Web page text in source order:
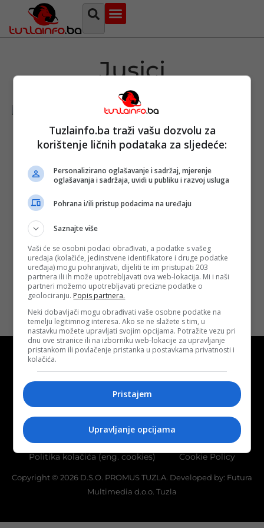
Jusici
/VIDEO/ Sudi
zločine: Vlado
Ristanović
došao u Jusiće
kod Zvornika,
mještani ga
opkolili
Objavljeno:
2022.
Opširnije
O nama
Uslovi korištenja Terms of use
Politika kolačića (eng. cookies) Cookie Policy
Copyright © 2026 D.S.O. PROMUS TUZLA. Developed by: Futura
Multimedia d.o.o. Tuzla
Tuzlainfo.ba traži vašu dozvolu za
korištenje ličnih podataka za sljedeće:
Personalizirano oglašavanje i sadržaj, mjerenje
oglašavanja i sadržaja, uvidi u publiku i razvoj usluga
Pohrana i/ili pristup podacima na uređaju
Saznajte više
Vaši će se osobni podaci obrađivati, a podatke s vašeg
uređaja (kolačiće, jedinstvene identifikatore i druge podatke
uređaja) mogu pohranjivati, dijeliti te im pristupati 203
partnera ili ih može upotrebljavati ova web-lokacija. Mi i naši
partneri možemo upotrebljavati precizne podatke o
geolociranju. Popis partnera.
Neki dobavljači mogu obrađivati vaše osobne podatke na
temelju legitimnog interesa. Ako se ne slažete s tim, u
nastavku možete upravljati svojim opcijama. Potražite vezu pri
dnu ove stranice ili na izborniku web-lokacije za upravljanje
pristankom ili povlačenje pristanka u postavkama privatnosti i
kolačića.
Pristajem
Upravljanje opcijama